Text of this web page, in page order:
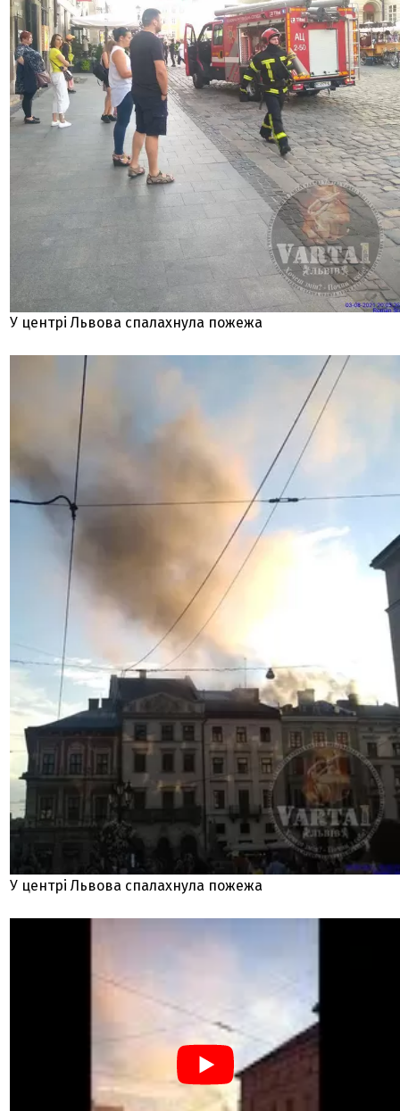
У центрі Львова спалахнула пожежа
У центрі Львова спалахнула пожежа